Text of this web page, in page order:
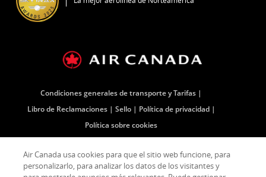
Condiciones generales de transporte y Tarifas
Libro de Reclamaciones
Sello
Política de privacidad
Política sobre cookies
Facebook
(Se
Se
abre
Sitio
externo
Twitter
(Se
Se
abre
Sitio
externo
YouTube
(Se
Se
abre
Sitio
externo
RSS
Feed
Se
abre
Sitio
externo
Air Canada usa cookies para que el sitio web funcione, para
personalizarlo, para analizar los datos de los visitantes y